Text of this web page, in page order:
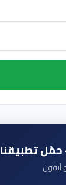
تطبيقنا
آيفون